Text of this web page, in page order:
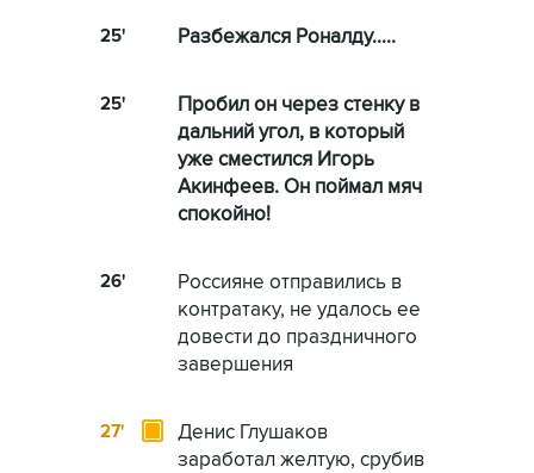
25' Разбежался Роналду.....
25'
Пробил он через стенку в
дальний угол, в который
уже сместился Игорь
Акинфеев. Он поймал мяч
спокойно!
26'
Россияне отправились в
контратаку, не удалось ее
довести до праздничного
завершения
27'
Денис Глушаков
заработал желтую, срубив